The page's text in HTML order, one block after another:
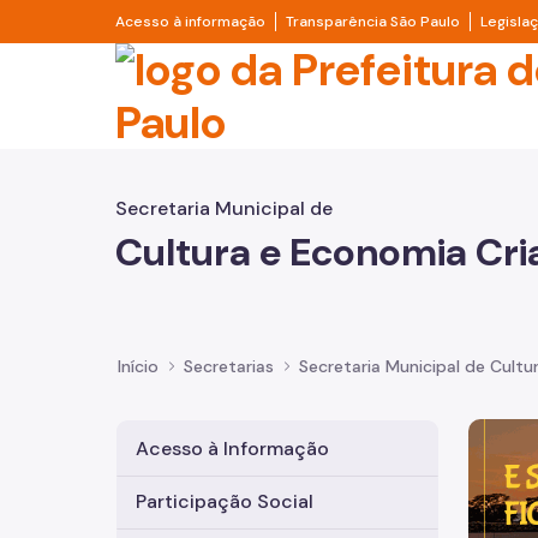
Pular para o Conteúdo principal
Acesso à informação Divisor de acesso à informação
Transparência São Paulo Divisor
Prefeitura de São
Secretaria Municipal de
Cultura e Economia
Início Secretarias Secretaria Municipal de
Acesso à Informação
Participação Social